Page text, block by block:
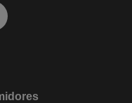
ventana nueva)
(abre en ventana nueva)
al Blog (abre en ventana
en ventana nueva)